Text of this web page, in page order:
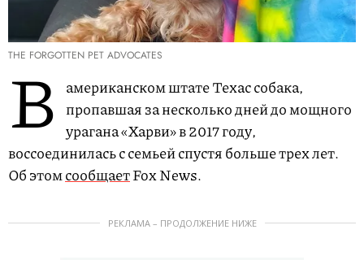
THE FORGOTTEN PET ADVOCATES
В
американском штате Техас собака,
пропавшая за несколько дней до мощного
урагана «Харви» в 2017 году,
воссоединилась с семьей спустя больше трех лет.
Об этомсообщаетFox News.
РЕКЛАМА – ПРОДОЛЖЕНИЕ НИЖЕ